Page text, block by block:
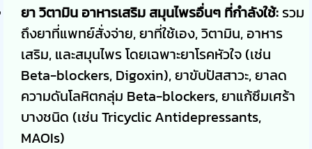
ยา วิตามิน อาหารเสริม สมุนไพรอื่นๆ ที่กำลังใช้: รวม
ถึงยาที่แพทย์สั่งจ่าย, ยาที่ใช้เอง, วิตามิน, อาหาร
เสริม, และสมุนไพร โดยเฉพาะยาโรคหัวใจ (เช่น
Beta-blockers, Digoxin), ยาขับปัสสาวะ, ยาลด
ความดันโลหิตกลุ่ม Beta-blockers, ยาแก้ซึมเศร้า
บางชนิด (เช่น Tricyclic Antidepressants,
MAOIs)